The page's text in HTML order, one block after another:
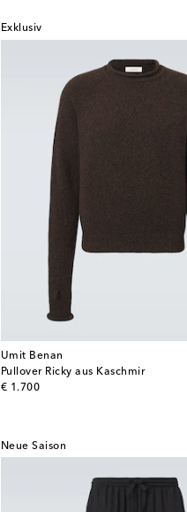
Exklusiv
Umit Benan
Pullover Ricky aus Kaschmir
€ 1.700
original price
Neue Saison